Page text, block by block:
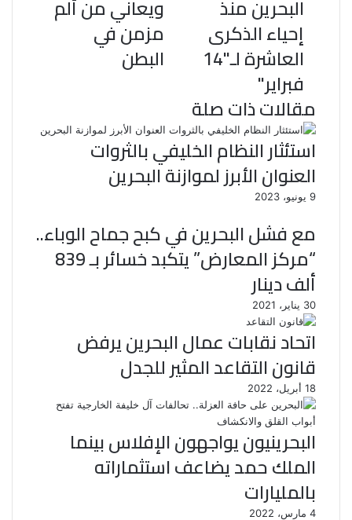
ويعاني من ألم
مزمن في
البطن
البحرين منذ
إحياء الذكرى
العاشرة لـ"14
فبراير"
مقالات ذات صلة
استئثار النظام الخليفي بالثروات
العنوان الأبرز لموازنة البحرين
9 يونيو، 2023
مع فشل البحرين في كبح جماح الوباء..
“مركز المعارض” يتكبد خسائر بـ 839
ألف دينار
30 يناير، 2021
اتحاد نقابات عمال البحرين يرفض
قانون التقاعد المثير للجدل
18 أبريل، 2022
البحرينيون يواجهون الإفلاس بينما
الملك حمد يضاعف استثماراته
بالمليارات
4 مارس، 2022